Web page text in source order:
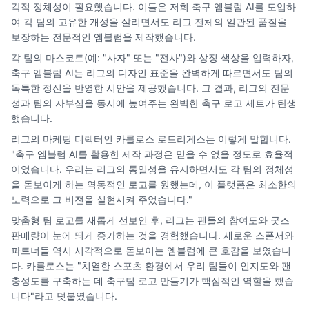
각적 정체성이 필요했습니다. 이들은 저희 축구 엠블럼 AI를 도입하
여 각 팀의 고유한 개성을 살리면서도 리그 전체의 일관된 품질을
보장하는 전문적인 엠블럼을 제작했습니다.
각 팀의 마스코트(예: "사자" 또는 "전사")와 상징 색상을 입력하자,
축구 엠블럼 AI는 리그의 디자인 표준을 완벽하게 따르면서도 팀의
독특한 정신을 반영한 시안을 제공했습니다. 그 결과, 리그의 전문
성과 팀의 자부심을 동시에 높여주는 완벽한 축구 로고 세트가 탄생
했습니다.
리그의 마케팅 디렉터인 카를로스 로드리게스는 이렇게 말합니다.
"축구 엠블럼 AI를 활용한 제작 과정은 믿을 수 없을 정도로 효율적
이었습니다. 우리는 리그의 통일성을 유지하면서도 각 팀의 정체성
을 돋보이게 하는 역동적인 로고를 원했는데, 이 플랫폼은 최소한의
노력으로 그 비전을 실현시켜 주었습니다."
맞춤형 팀 로고를 새롭게 선보인 후, 리그는 팬들의 참여도와 굿즈
판매량이 눈에 띄게 증가하는 것을 경험했습니다. 새로운 스폰서와
파트너들 역시 시각적으로 돋보이는 엠블럼에 큰 호감을 보였습니
다. 카를로스는 "치열한 스포츠 환경에서 우리 팀들이 인지도와 팬
충성도를 구축하는 데 축구팀 로고 만들기가 핵심적인 역할을 했습
니다"라고 덧붙였습니다.